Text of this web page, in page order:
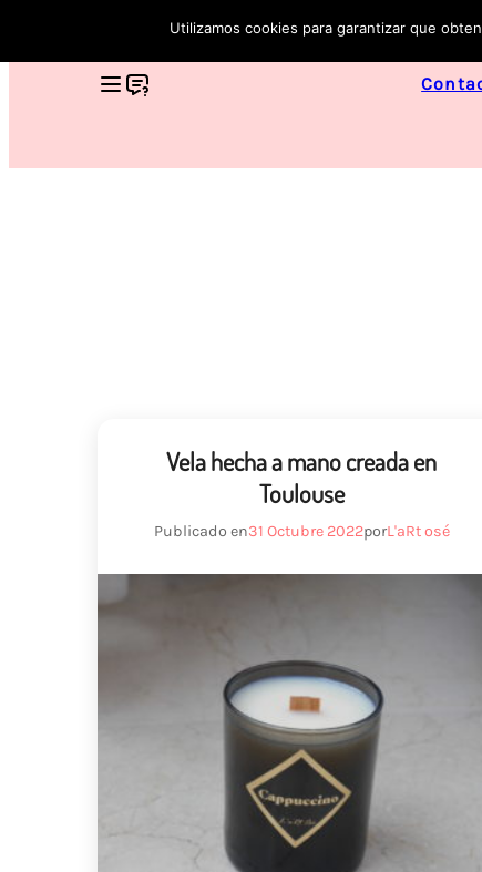
Vela hecha a mano creada en
Toulouse
Publicado en31 Octubre 2022porL'aRt osé
Utilizamos cookies para garantizar que